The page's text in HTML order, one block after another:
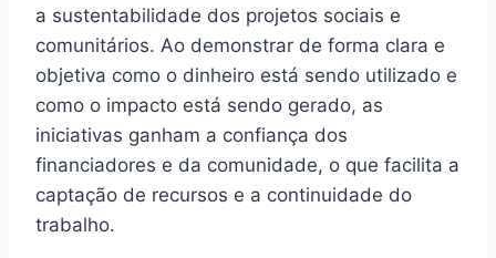
a sustentabilidade dos projetos sociais e
comunitários. Ao demonstrar de forma clara e
objetiva como o dinheiro está sendo utilizado e
como o impacto está sendo gerado, as
iniciativas ganham a confiança dos
financiadores e da comunidade, o que facilita a
captação de recursos e a continuidade do
trabalho.